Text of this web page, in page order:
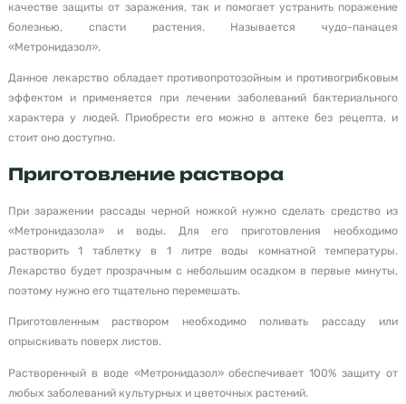
качестве защиты от заражения, так и помогает устранить поражение
болезнью, спасти растения. Называется чудо-панацея
«Метронидазол».
Данное лекарство обладает противопротозойным и противогрибковым
эффектом и применяется при лечении заболеваний бактериального
характера у людей. Приобрести его можно в аптеке без рецепта, и
стоит оно доступно.
Приготовление раствора
При заражении рассады черной ножкой нужно сделать средство из
«Метронидазола» и воды. Для его приготовления необходимо
растворить 1 таблетку в 1 литре воды комнатной температуры.
Лекарство будет прозрачным с небольшим осадком в первые минуты,
поэтому нужно его тщательно перемешать.
Приготовленным раствором необходимо поливать рассаду или
опрыскивать поверх листов.
Растворенный в воде «Метронидазол» обеспечивает 100% защиту от
любых заболеваний культурных и цветочных растений.